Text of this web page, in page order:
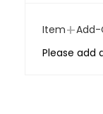
Item+Add-
Please add